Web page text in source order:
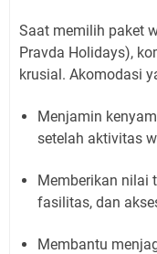
Saat memilih paket
Pravda Holidays),
krusial. Akomodasi
Menjamin
setelah aktivitas
Memberikan nilai
fasilitas, dan
Membantu